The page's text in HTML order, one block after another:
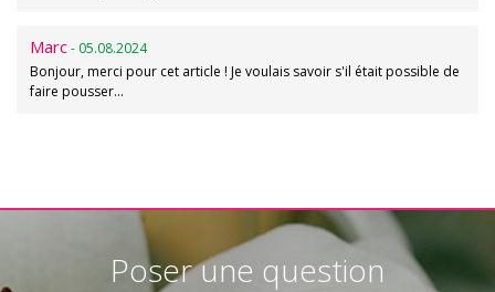
Marc- 05.08.2024
Bonjour, merci pour cet article ! Je voulais savoir s'il était possible de
faire pousser…
Poser une question